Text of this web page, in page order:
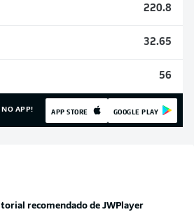
220.8
32.65
56
NO APP! APP STORE GOOGLE PLAY
recomendado de JWPlayer